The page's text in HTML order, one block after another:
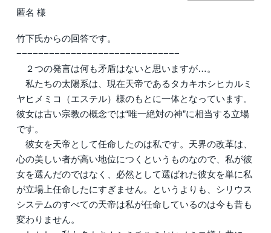
匿名 様
竹下氏からの回答です。
−−−−−−−−−−−−−−−−−−−−−−−−−−−−−−
２つの発言は何も矛盾はないと思いますが…。
私たちの太陽系は、現在天帝であるタカキホシヒカルミ
ヤヒメミコ（エステル）様のもとに一体となっています。
彼女は古い宗教の概念では“唯一絶対の神”に相当する立場
です。
彼女を天帝として任命したのは私です。天界の改革は、
心の美しい者が高い地位につくというものなので、私が彼
女を選んだのではなく、必然として選ばれた彼女を単に私
が立場上任命したにすぎません。というよりも、シリウス
システムのすべての天帝は私が任命しているのは今も昔も
変わりません。